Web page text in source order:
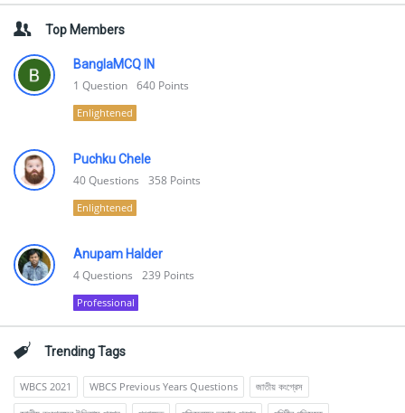
Top Members
BanglaMCQ IN
1 Question 640 Points
Enlightened
Puchku Chele
40Questions 358 Points
Enlightened
Anupam Halder
4Questions 239 Points
Professional
Trending Tags
WBCS 2021 WBCS Previous Years Questions
জাতীয় কংগ্রেস